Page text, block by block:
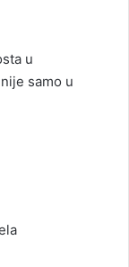
u
samo u